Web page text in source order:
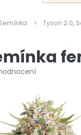
Tyson 2.0,